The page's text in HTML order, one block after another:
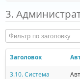
3.
Фильтр по заголовку
Заголовок
3.10. Система